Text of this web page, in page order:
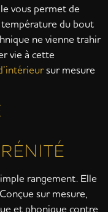
vous permet de
du bout
ne vienne trahir
vie à cette
sur mesure
rangement. Elle
sur mesure,
et phonique contre